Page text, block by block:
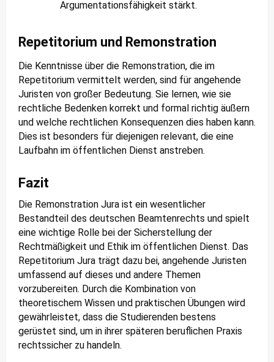
Argumentationsfähigkeit stärkt.
Repetitorium und Remonstration
Die Kenntnisse über die Remonstration, die im
Repetitorium vermittelt werden, sind für angehende
Juristen von großer Bedeutung. Sie lernen, wie sie
rechtliche Bedenken korrekt und formal richtig äußern
und welche rechtlichen Konsequenzen dies haben kann.
Dies ist besonders für diejenigen relevant, die eine
Laufbahn im öffentlichen Dienst anstreben.
Fazit
Die Remonstration Jura ist ein wesentlicher
Bestandteil des deutschen Beamtenrechts und spielt
eine wichtige Rolle bei der Sicherstellung der
Rechtmäßigkeit und Ethik im öffentlichen Dienst. Das
Repetitorium Jura trägt dazu bei, angehende Juristen
umfassend auf dieses und andere Themen
vorzubereiten. Durch die Kombination von
theoretischem Wissen und praktischen Übungen wird
gewährleistet, dass die Studierenden bestens
gerüstet sind, um in ihrer späteren beruflichen Praxis
rechtssicher zu handeln.